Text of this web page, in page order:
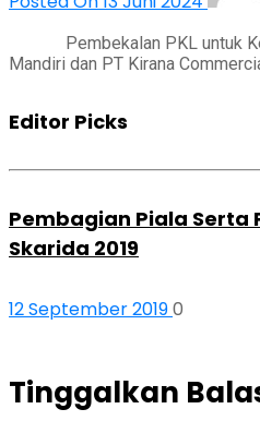
Pembekalan PKL untuk
Mandiri dan PT Kirana
Editor Picks
Pembagian Piala Serta
Skarida 2019
12 September 20190
Tinggalkan